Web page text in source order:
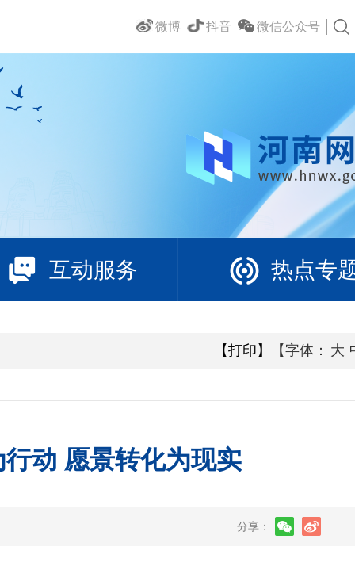
微信公众号
抖音
微博
互动服务 热点专
【打印】 【字体： 大
动 愿景转化为现实
分享：